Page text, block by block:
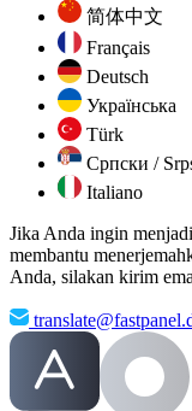
简体中文
Français
Deutsch
Українська
Türk
Српски /
Italiano
Jika Anda ingin
membantu
Anda, silakan kirim